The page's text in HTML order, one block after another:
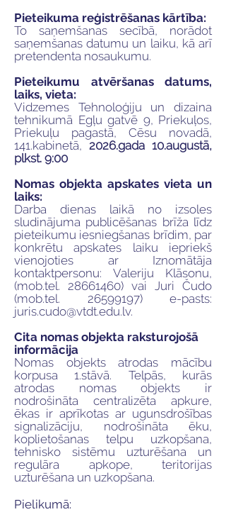
Pieteikuma reģistrēšanas kārtība:
To saņemšanas secībā, norādot
saņemšanas datumu un laiku, kā arī
pretendenta nosaukumu.
Pieteikumu atvēršanas datums,
laiks, vieta:
Vidzemes Tehnoloģiju un dizaina
tehnikumā Egļu gatvē 9, Priekuļos,
Priekuļu pagastā, Cēsu novadā,
141.kabinetā, 2026.gada 10.augustā,
plkst. 9:00
Nomas objekta apskates vieta un
laiks:
Darba dienas laikā no izsoles
sludinājuma publicēšanas brīža līdz
pieteikumu iesniegšanas brīdim, par
konkrētu apskates laiku iepriekš
vienojoties ar Iznomātāja
kontaktpersonu: Valeriju Klāsonu,
(mob.tel. 28661460) vai Juri Čudo
(mob.tel. 26599197)e-pasts:
juris.cudo@vtdt.edu.lv.
Cita nomas objekta raksturojošā
informācija
Nomas objekts atrodas mācību
korpusa 1.stāvā. Telpās, kurās
atrodas nomas objekts ir
nodrošināta centralizēta apkure,
ēkas ir aprīkotas ar ugunsdrošības
signalizāciju, nodrošināta ēku,
koplietošanas telpu uzkopšana,
tehnisko sistēmu uzturēšana un
regulāra apkope, teritorijas
uzturēšana un uzkopšana.
Pielikumā: